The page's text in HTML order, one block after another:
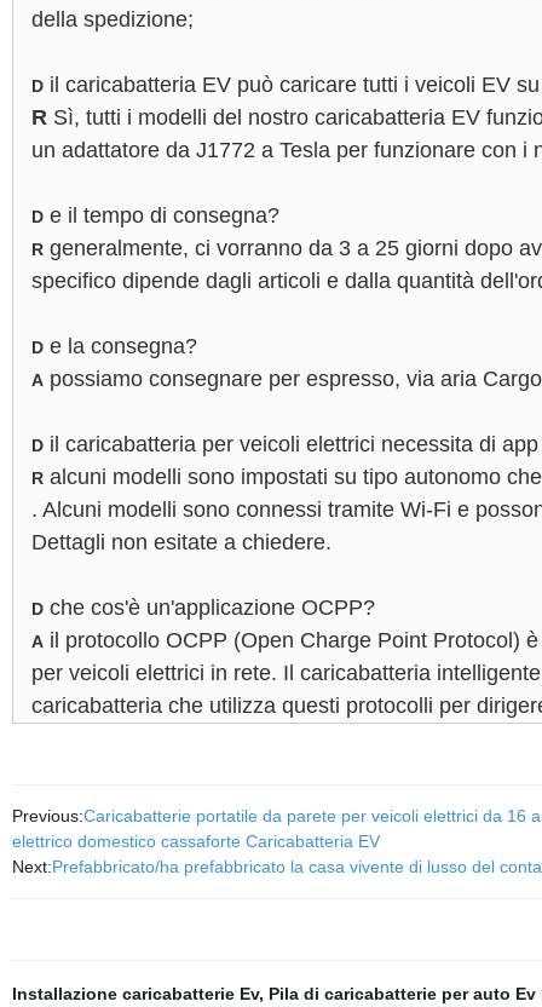
della spedizione;
Dil caricabatteria EV può caricare tutti i veicoli EV
RSì, tutti i modelli del nostro caricabatteria EV
un adattatore da J1772 a Tesla per funzionare con i
De il tempo di consegna?
Rgeneralmente, ci vorranno da 3 a 25 giorni dopo
specifico dipende dagli articoli e dalla quantità
De la consegna?
Apossiamo consegnare per espresso, via aria
Dil caricabatteria per veicoli elettrici necessita di
Ralcuni modelli sono impostati su tipo autonomo
. Alcuni modelli sono connessi tramite Wi-Fi e
Dettagli non esitate a chiedere.
Dche cos'è un'applicazione OCPP?
Ail protocollo OCPP (Open Charge Point Protocol)
per veicoli elettrici in rete. Il caricabatteria
caricabatteria che utilizza questi protocolli per
Previous:Caricabatterie portatile da parete per veicoli elettrici da 16
elettrico domestico cassaforte Caricabatteria EV
Next:Prefabbricato/ha prefabbricato la casa vivente di lusso del
Installazione caricabatterie Ev, Pila di caricabatterie per auto Ev